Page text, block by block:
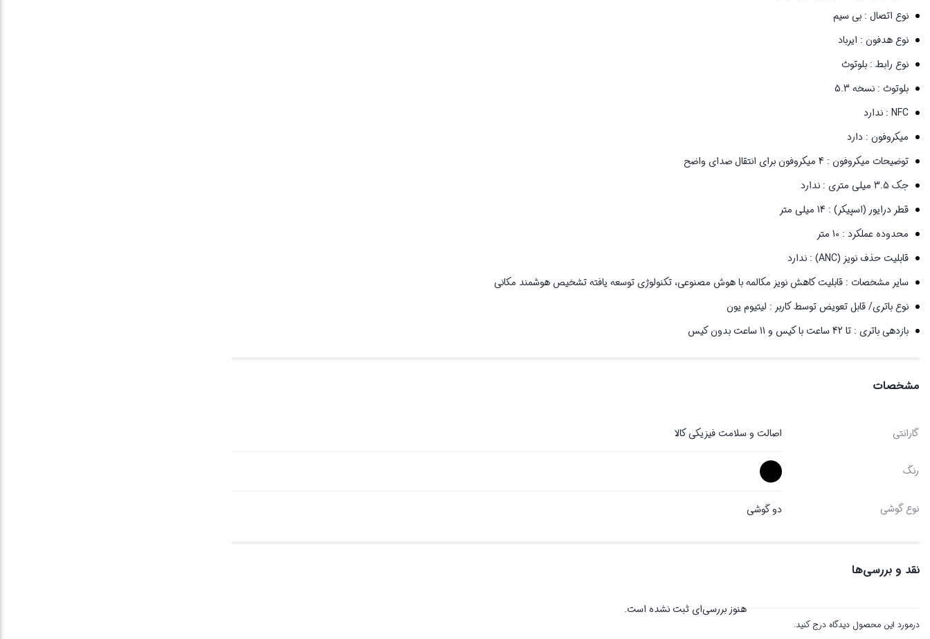
نوع اتصال : بی‌ سیم
نوع هدفون : ایرباد
نوع رابط : بلوتوث
بلوتوث : نسخه 5.3
NFC : ندارد
میکروفون : دارد
توضیحات میکروفون : 4 میکروفون برای انتقال صدای واضح
جک 3.5 میلی‌ متری : ندارد
قطر درایور (اسپیکر) : 14 میلی متر
محدوده عملکرد : 10 متر
قابلیت حذف نویز (ANC) : ندارد
سایر مشخصات : قابلیت کاهش نویز مکالمه با هوش مصنوعی، تکنولوژی توسعه یافته تشخیص هوشمند مکانی
نوع باتری/ قابل تعویض توسط کاربر : لیتیوم یون
بازدهی باتری : تا 42 ساعت با کیس و 11 ساعت بدون کیس
مشخصات
گارانتی اصالت و سلامت فیزیکی کالا
رنگ
نوع گوشی دو گوشی
نقد و بررسی‌ها
درمورد این محصول دیدگاه درج کنید.
هنوز بررسی‌ای ثبت نشده است.